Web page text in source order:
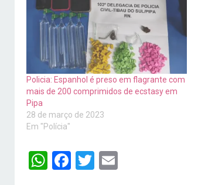
Policia: Espanhol é preso em flagrante com
mais de 200 comprimidos de ecstasy em
Pipa
28 de março de 2023
Em "Polícia"
WhatsApp
Facebook
Twitter
Email